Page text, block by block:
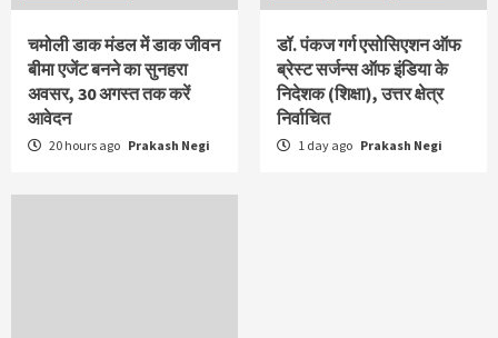
चमोली डाक मंडल में डाक जीवन
बीमा एजेंट बनने का सुनहरा
अवसर, 30 अगस्त तक करें
आवेदन
20 hours ago Prakash Negi
डॉ. पंकज गर्ग एसोसिएशन ऑफ
ब्रेस्ट सर्जन्स ऑफ इंडिया के
निदेशक (शिक्षा), उत्तर क्षेत्र
निर्वाचित
1 day ago Prakash Negi